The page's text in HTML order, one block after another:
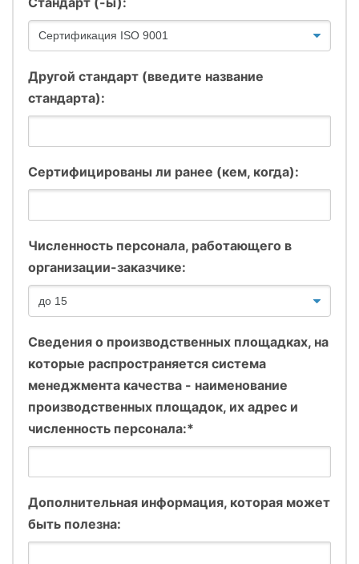
Другой стандарт (введите название
стандарта):
Сертифицированы ли ранее (кем, когда):
Численность персонала, работающего в
организации-заказчике:
Сведения о производственных площадках, на
которые распространяется система
менеджмента качества - наименование
производственных площадок, их адрес и
численность персонала:*
Дополнительная информация, которая может
быть полезна: